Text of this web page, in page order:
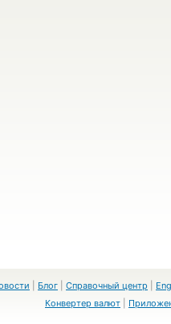
Блог Справочный центр
Конвертер валют